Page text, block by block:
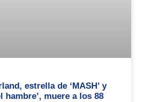
estrella de ‘MASH’ y
hambre’, muere a los 88